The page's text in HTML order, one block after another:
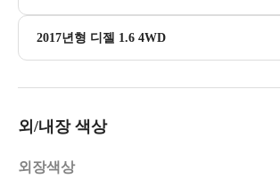
2017년형 디젤 1.6 4WD
외/내장 색상
외장색상